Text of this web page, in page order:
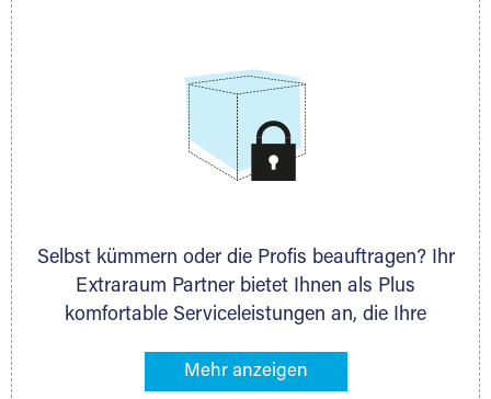
Selbst kümmern oder die Profis beauftragen? Ihr
Extraraum Partner bietet Ihnen als Plus
komfortable Serviceleistungen an, die Ihre
gehören z. B. Verpackungsservice, Lieferung von